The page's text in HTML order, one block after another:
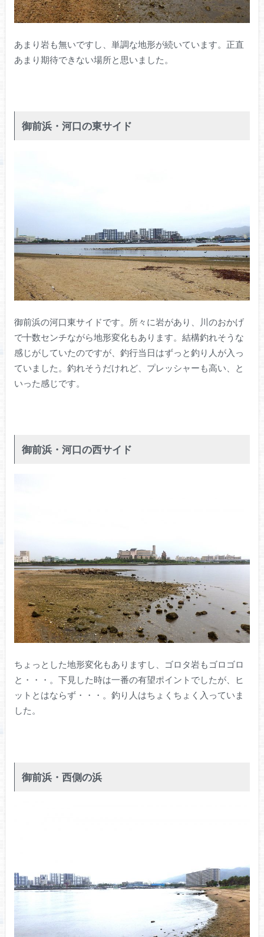
あまり岩も無いですし、単調な地形が続いています。正直
あまり期待できない場所と思いました。
御前浜・河口の東サイド
御前浜の河口東サイドです。所々に岩があり、川のおかげ
で十数センチながら地形変化もあります。結構釣れそうな
感じがしていたのですが、釣行当日はずっと釣り人が入っ
ていました。釣れそうだけれど、プレッシャーも高い、と
いった感じです。
御前浜・河口の西サイド
ちょっとした地形変化もありますし、ゴロタ岩もゴロゴロ
と・・・。下見した時は一番の有望ポイントでしたが、ヒ
ットとはならず・・・。釣り人はちょくちょく入っていま
した。
御前浜・西側の浜